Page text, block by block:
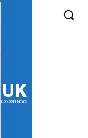
UK
LONDON NEWS